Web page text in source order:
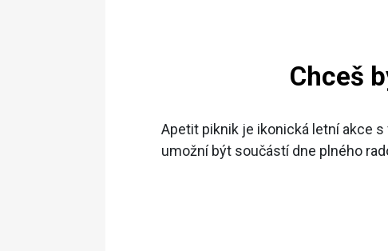
Chceš
Apetit piknik je ikonická letní akce
umožní být součástí dne plného